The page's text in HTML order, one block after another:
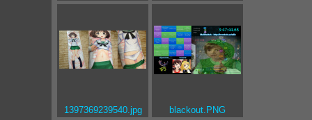
1397369239540.jpg blackout.PNG